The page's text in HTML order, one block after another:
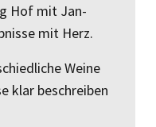
Hof mit Jan-
mit Herz.
Weine
klar beschreiben